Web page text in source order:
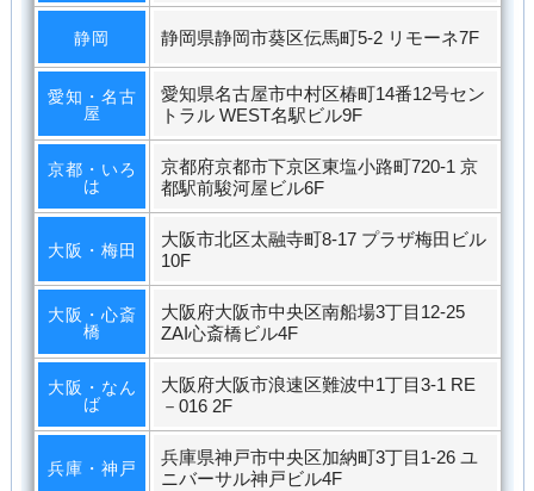
静岡 静岡県静岡市葵区伝馬町5-2 リモーネ7F
愛知・名古
屋
愛知県名古屋市中村区椿町14番12号セン
トラル WEST名駅ビル9F
京都・いろ
は
京都府京都市下京区東塩小路町720-1 京
都駅前駿河屋ビル6F
大阪・梅田
大阪市北区太融寺町8-17 プラザ梅田ビル
10F
大阪・心斎
橋
大阪府大阪市中央区南船場3丁目12-25
ZAI心斎橋ビル4F
大阪・なん
ば
大阪府大阪市浪速区難波中1丁目3-1 RE
－016 2F
兵庫・神戸
兵庫県神戸市中央区加納町3丁目1-26 ユ
ニバーサル神戸ビル4F